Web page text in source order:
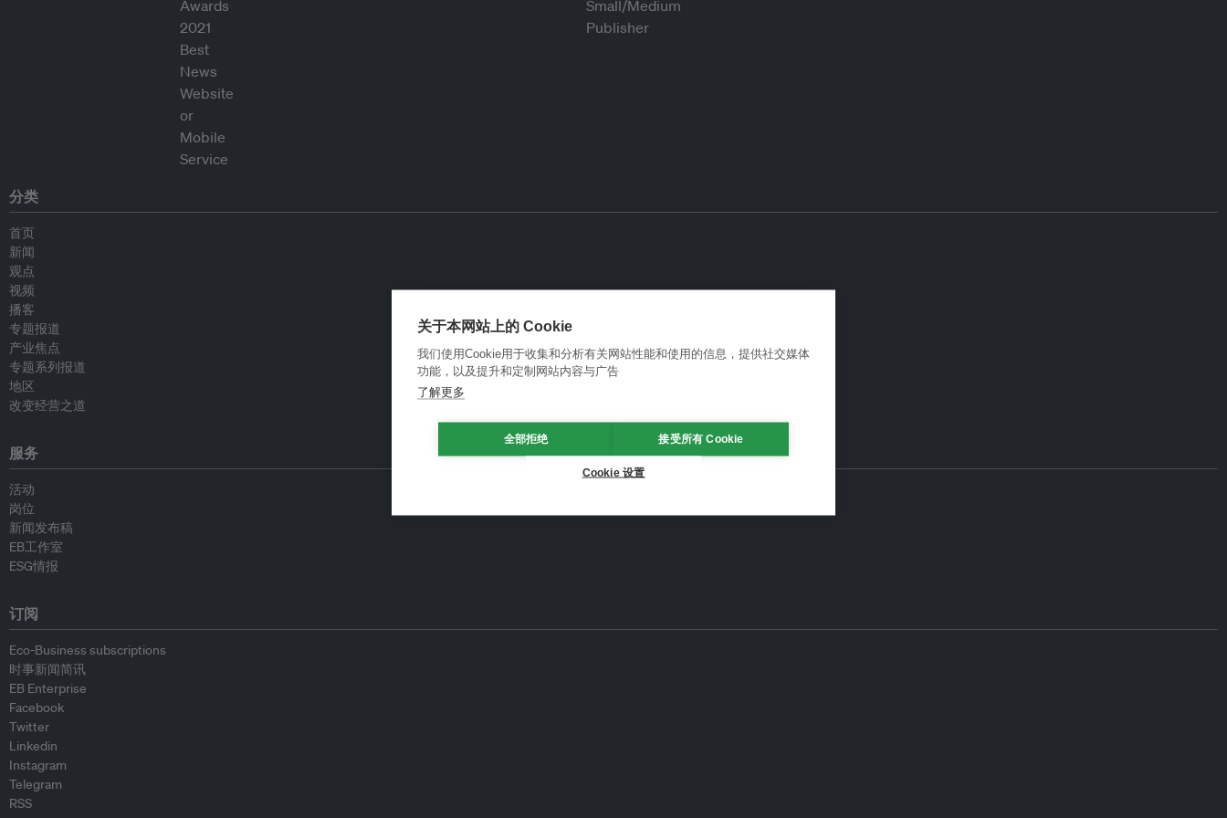
分类
首页
新闻
观点
视频
播客
专题报道
产业焦点
专题系列报道
地区
改变经营之道
服务
活动
岗位
新闻发布稿
EB工作室
ESG情报
订阅
Eco-Business subscriptions
时事新闻简讯
EB Enterprise
Facebook
Twitter
Linkedin
Instagram
Telegram
RSS
关于本网站上的 Cookie
我们使用Cookie用于收集和分析有关网站性能和使用的信息，提供社交媒体
功能，以及提升和定制网站内容与广告
了解更多
全部拒绝 接受所有 Cookie
Cookie 设置